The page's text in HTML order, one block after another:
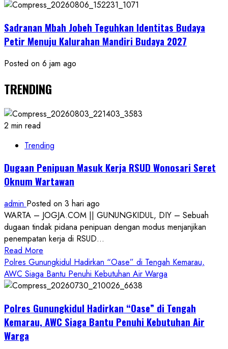
Sadranan Mbah Jobeh Teguhkan Identitas Budaya
Petir Menuju Kalurahan Mandiri Budaya 2027
Posted on 6 jam ago
TRENDING
2 min read
Trending
Dugaan Penipuan Masuk Kerja RSUD Wonosari Seret
Oknum Wartawan
admin Posted on 3 hari ago
WARTA – JOGJA.COM || GUNUNGKIDUL, DIY – Sebuah
dugaan tindak pidana penipuan dengan modus menjanjikan
penempatan kerja di RSUD...
Read More
more
about
Dugaan
Masuk
Kerja
Polres Gunungkidul Hadirkan “Oase” di Tengah Kemarau,
AWC Siaga Bantu Penuhi Kebutuhan Air Warga
Polres Gunungkidul Hadirkan “Oase” di Tengah
Kemarau, AWC Siaga Bantu Penuhi Kebutuhan Air
Warga